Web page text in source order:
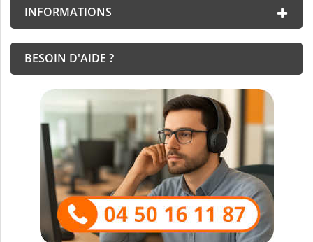
INFORMATIONS
BESOIN D'AIDE ?